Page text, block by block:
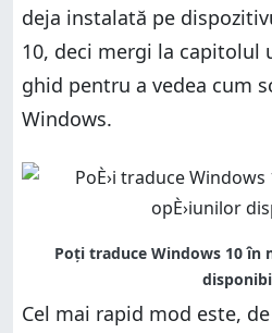
deja instalată pe
10, deci mergi la capitolul
ghid pentru a vedea cum
Windows.
Cel mai rapid mod este,